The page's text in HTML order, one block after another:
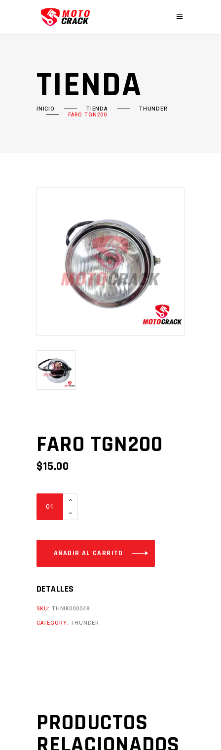
TIENDA
INICIO TIENDA THUNDER
FARO TGN200
FARO TGN200
$15.00
AÑADIR AL CARRITO
DETALLES
SKU:THMK000048
CATEGORY:THUNDER
PRODUCTOS